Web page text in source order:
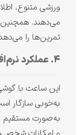
ورزشی متنوع،
تمرین‌ها را
۴. عملکرد نرم‌افزاری و سازگاری
این ساعت با
به‌خوبی سازگار
به‌صورت مستقیم